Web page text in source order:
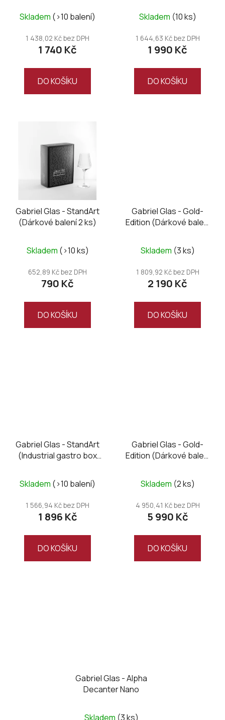
Skladem (>10 balení)
1 438,02 Kč bez DPH
1 740 Kč
DO KOŠÍKU
Skladem (10 ks)
1 644,63 Kč bez DPH
1 990 Kč
DO KOŠÍKU
Gabriel Glas - StandArt
(Dárkové balení 2 ks)
Skladem (>10 ks)
652,89 Kč bez DPH
790 Kč
DO KOŠÍKU
Gabriel Glas - Gold-
Edition (Dárkové balení
Skladem (3 ks)
1 809,92 Kč bez DPH
2 190 Kč
DO KOŠÍKU
Gabriel Glas - StandArt
(Industrial gastro box
Skladem (>10 balení)
1 566,94 Kč bez DPH
1 896 Kč
DO KOŠÍKU
Gabriel Glas - Gold-
Edition (Dárkové balení
Skladem (2 ks)
4 950,41 Kč bez DPH
5 990 Kč
DO KOŠÍKU
Gabriel Glas - Alpha
Decanter Nano
Skladem (3 ks)